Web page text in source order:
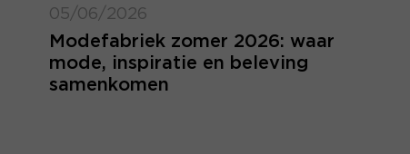
05/06/2026
Modefabriek zomer 2026: waar
mode, inspiratie en beleving
samenkomen